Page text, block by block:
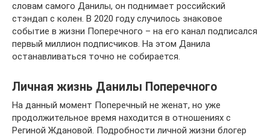
словам самого Данилы, он поднимает российский
стэндап с колен. В 2020 году случилось знаковое
событие в жизни Поперечного – на его канал подписался
первый миллион подписчиков. На этом Данила
останавливаться точно не собирается.
Личная жизнь Данилы Поперечного
На данный момент Поперечный не женат, но уже
продолжительное время находится в отношениях с
Региной Ждановой. Подробности личной жизни блогер